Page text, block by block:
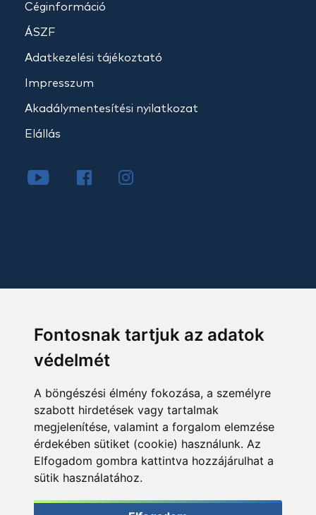
Fontosnak tartjuk az adatok
védelmét
A böngészési élmény fokozása, a személyre
szabott hirdetések vagy tartalmak
megjelenítése, valamint a forgalom elemzése
érdekében sütiket (cookie) használunk. Az
Elfogadom gombra kattintva hozzájárulhat a
sütik használatához.
Céginformáció
ÁSZF
Adatkezelési tájékoztató
Impresszum
Akadálymentesítési nyilatkozat
Elállás